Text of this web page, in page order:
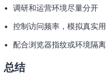
• 调研和运营环境尽量分开
• 控制访问频率，模拟真实
• 配合浏览器指纹或环境隔
总结